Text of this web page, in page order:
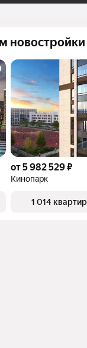
новостройки
от 5 982 529 ₽
Кинопарк
1 014 квартир